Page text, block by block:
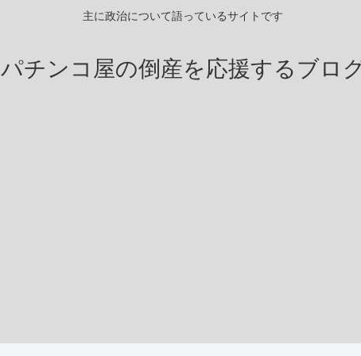
主に政治について語っているサイトです
パチンコ屋の倒産を応援するブロ